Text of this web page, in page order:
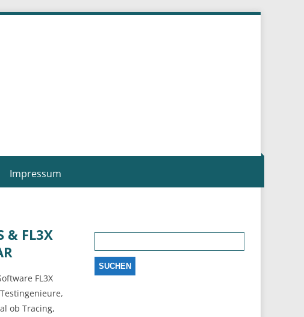
Impressum
& FL3X
FL3X
ob Tracing,
Suchen